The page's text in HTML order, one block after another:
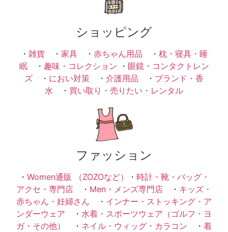
ショッピング
・ 雑貨 ・ 家具 ・ 赤ちゃん用品 ・ 枕・寝具・睡
眠・ 趣味・コレクション ・ 眼鏡・コンタクトレン
ズ ・ におい対策 ・ 介護用品 ・ ブランド・香
水 ・ 買い取り・売りたい・レンタル
ファッション
・ Women通販 （ZOZOなど） ・ 時計・靴・バッグ・
アクセ・専門店 ・ Men・メンズ専門店 ・ キッズ・
赤ちゃん・妊婦さん ・ インナー・ストッキング・ア
ンダーウェア ・ 水着・スポーツウェア（ゴルフ・ヨ
ガ・その他）
・ ネイル・ウィッグ・カラコン ・ 着